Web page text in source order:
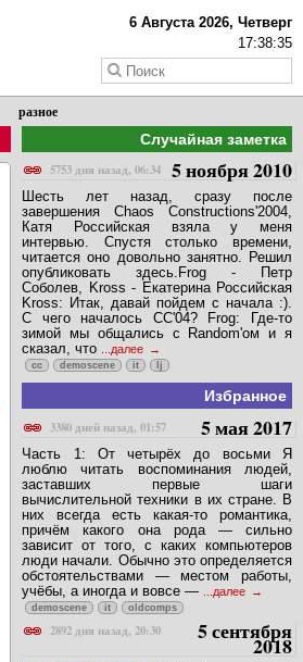
6 Августа 2026, Четверг
17:38:36
разное
Случайная заметка
5753 дня назад, 06:34
5 ноября 2010
Шесть лет назад, сразу после
завершения Chaos Constructions'2004,
Катя Российская взяла у меня
интервью. Спустя столько времени,
читается оно довольно занятно. Решил
опубликовать здесь.Frog - Петр
Соболев, Kross - Екатерина Российская
Kross: Итак, давай пойдем с начала :).
С чего началось СС'04? Frog: Где-то
зимой мы общались с Random'ом и я
сказал, что ...далее
cc demoscene it lj
Избранное
3380 дней назад, 01:57
5 мая 2017
Часть 1: От четырёх до восьми Я
люблю читать воспоминания людей,
заставших первые шаги
вычислительной техники в их стране. В
них всегда есть какая-то романтика,
причём какого она рода — сильно
зависит от того, с каких компьютеров
люди начали. Обычно это определяется
обстоятельствами — местом работы,
учёбы, а иногда и вовсе —
...далее
demoscene it oldcomps
2892 дня назад, 20:30 5 сентября
2018